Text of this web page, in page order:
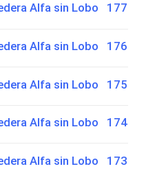
Alfa sin Lobo 177
Alfa sin Lobo 176
Alfa sin Lobo 175
Alfa sin Lobo 174
Alfa sin Lobo 173